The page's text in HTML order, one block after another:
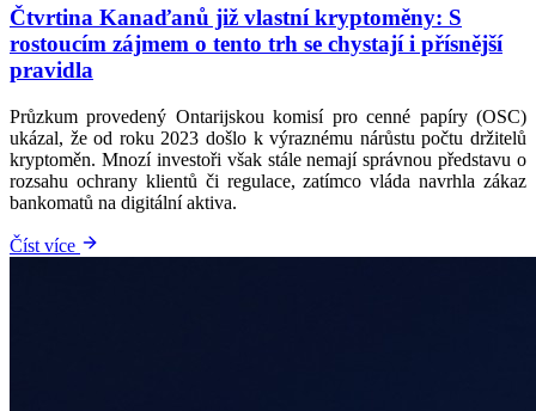
Čtvrtina Kanaďanů již vlastní kryptoměny: S
rostoucím zájmem o tento trh se chystají i přísnější
pravidla
Průzkum provedený Ontarijskou komisí pro cenné papíry (OSC)
ukázal, že od roku 2023 došlo k výraznému nárůstu počtu držitelů
kryptoměn. Mnozí investoři však stále nemají správnou představu o
rozsahu ochrany klientů či regulace, zatímco vláda navrhla zákaz
bankomatů na digitální aktiva.
Číst více